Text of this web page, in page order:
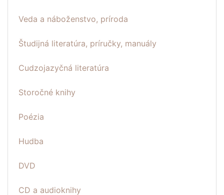
Veda a náboženstvo, príroda
Študijná literatúra, príručky, manuály
Cudzojazyčná literatúra
Storočné knihy
Poézia
Hudba
DVD
CD a audioknihy